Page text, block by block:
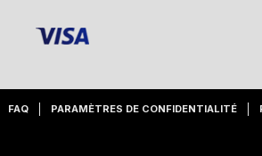
FAQ PARAMÈTRES DE CONFIDENTIALITÉ